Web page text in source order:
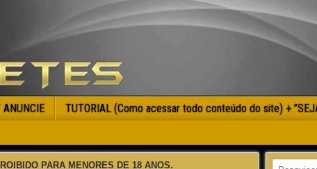
ANUNCIE
TUTORIAL (Como acessar todo conteúdo do site) +
PARA MENORES DE 18 ANOS.